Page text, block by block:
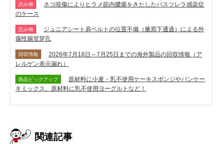
読み物
ネコ咬傷によりヒラメ筋内膿瘍をきたしたパスツレラ感染症
のケース
読み物
ジュニアシート肩ベルトの位置不備（腋窩下通過）による外
傷性腸管穿孔
回収情報
2026年7月18日～7月25日までの海外製品の回収情報（ア
レルゲン表示漏れ）
商品ピックアップ
原材料に小麦・乳不使用ケーキスポンジやパンケー
キミックス、原材料に乳不使用ヨーグルトなど！
関連記事